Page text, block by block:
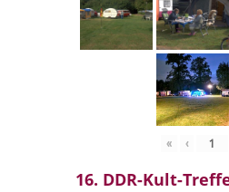
« ‹
16. DDR-Kult-